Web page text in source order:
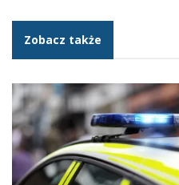
Zobacz także